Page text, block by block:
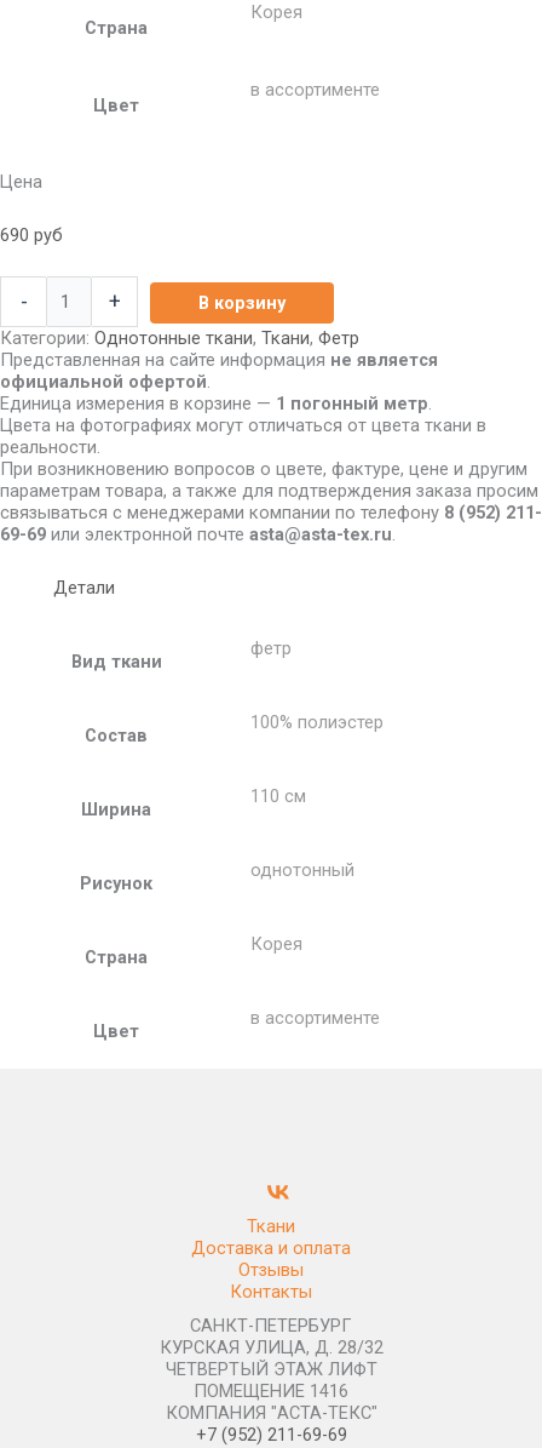
Страна
Корея
Цвет
в ассортименте
Цена
690 руб
- +
В корзину
Категории: Однотонные ткани, Ткани, Фетр
Представленная на сайте информация не является
официальной офертой.
Единица измерения в корзине — 1 погонный метр.
Цвета на фотографиях могут отличаться от цвета ткани в
реальности.
При возникновению вопросов о цвете, фактуре, цене и другим
параметрам товара, а также для подтверждения заказа просим
связываться с менеджерами компании по телефону 8 (952) 211-
69-69 или электронной почте asta@asta-tex.ru.
Детали
Вид ткани
фетр
Состав
100% полиэстер
Ширина
110 см
Рисунок
однотонный
Страна
Корея
Цвет
в ассортименте
Ткани
Доставка и оплата
Отзывы
Контакты
САНКТ-ПЕТЕРБУРГ
КУРСКАЯ УЛИЦА, Д. 28/32
ЧЕТВЕРТЫЙ ЭТАЖ ЛИФТ
ПОМЕЩЕНИЕ 1416
КОМПАНИЯ "АСТА-ТЕКС"
+7 (952) 211-69-69